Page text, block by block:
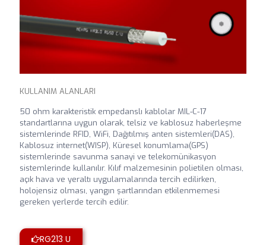
KULLANIM ALANLARI
50 ohm karakteristik empedanslı kablolar MIL-C-17
standartlarına uygun olarak, telsiz ve kablosuz haberleşme
sistemlerinde RFID, WiFi, Dağıtılmış anten sistemleri(DAS),
Kablosuz internet(WISP), Küresel konumlama(GPS)
sistemlerinde savunma sanayi ve telekomünikasyon
sistemlerinde kullanılır. Kılıf malzemesinin polietilen olması,
açık hava ve yeraltı uygulamalarında tercih edilirken,
holojensiz olması, yangın şartlarından etkilenmemesi
gereken yerlerde tercih edilir.
RG213 U